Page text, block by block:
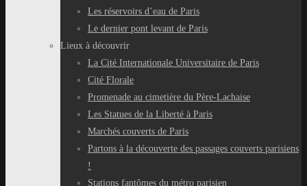
Les réservoirs d’eau de Paris
Le dernier pont levant de Paris
Lieux à découvrir
La Cité Internationale Universitaire de Paris
Cité Florale
Promenade au cimetière du Père-Lachaise
Les Statues de la Liberté à Paris
Marchés couverts de Paris
Partons à la découverte des passages couverts parisiens
!
Stations fantômes du métro parisien